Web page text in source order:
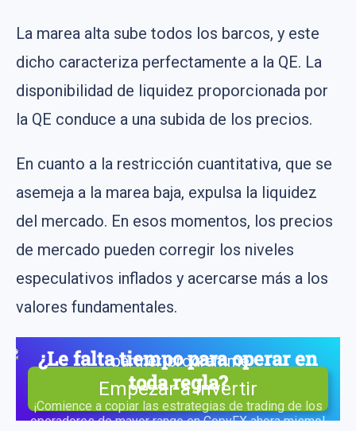
La marea alta sube todos los barcos, y este
dicho caracteriza perfectamente a la QE. La
disponibilidad de liquidez proporcionada por
la QE conduce a una subida de los precios.
En cuanto a la restricción cuantitativa, que se
asemeja a la marea baja, expulsa la liquidez
del mercado. En esos momentos, los precios
de mercado pueden corregir los niveles
especulativos inflados y acercarse más a los
valores fundamentales.
¿Le falta tiempo para operar en
toda regla?
¡Comience a copiar las estrategias de trading de los
operadores de mayor rango en CopyFX ahora mismo!
Empezar a invertir